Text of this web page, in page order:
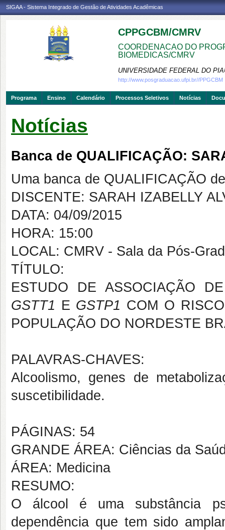
SIGAA - Sistema Integrado de Gestão de Atividades Acadêmicas
CPPGCBM/CMRV
COORDENACAO DO
BIOMEDICAS/CMRV
UNIVERSIDADE FEDERAL DO
http://www.posgraduacao.ufpi.br//PPGCBM
Programa Ensino Calendário Processos Seletivos Notícias
Notícias
Banca de QUALIFICAÇÃO:
Uma banca de QUALIFICAÇÃO
DISCENTE: SARAH IZABELLY
DATA: 04/09/2015
HORA: 15:00
LOCAL: CMRV - Sala da Pós-
TÍTULO:
ESTUDO DE ASSOCIAÇÃO
GSTT1 E GSTP1 COM O
POPULAÇÃO DO NORDESTE
PALAVRAS-CHAVES:
Alcoolismo, genes de
suscetibilidade.
PÁGINAS: 54
GRANDE ÁREA: Ciências da
ÁREA: Medicina
RESUMO:
O álcool é uma substância
dependência que tem sido